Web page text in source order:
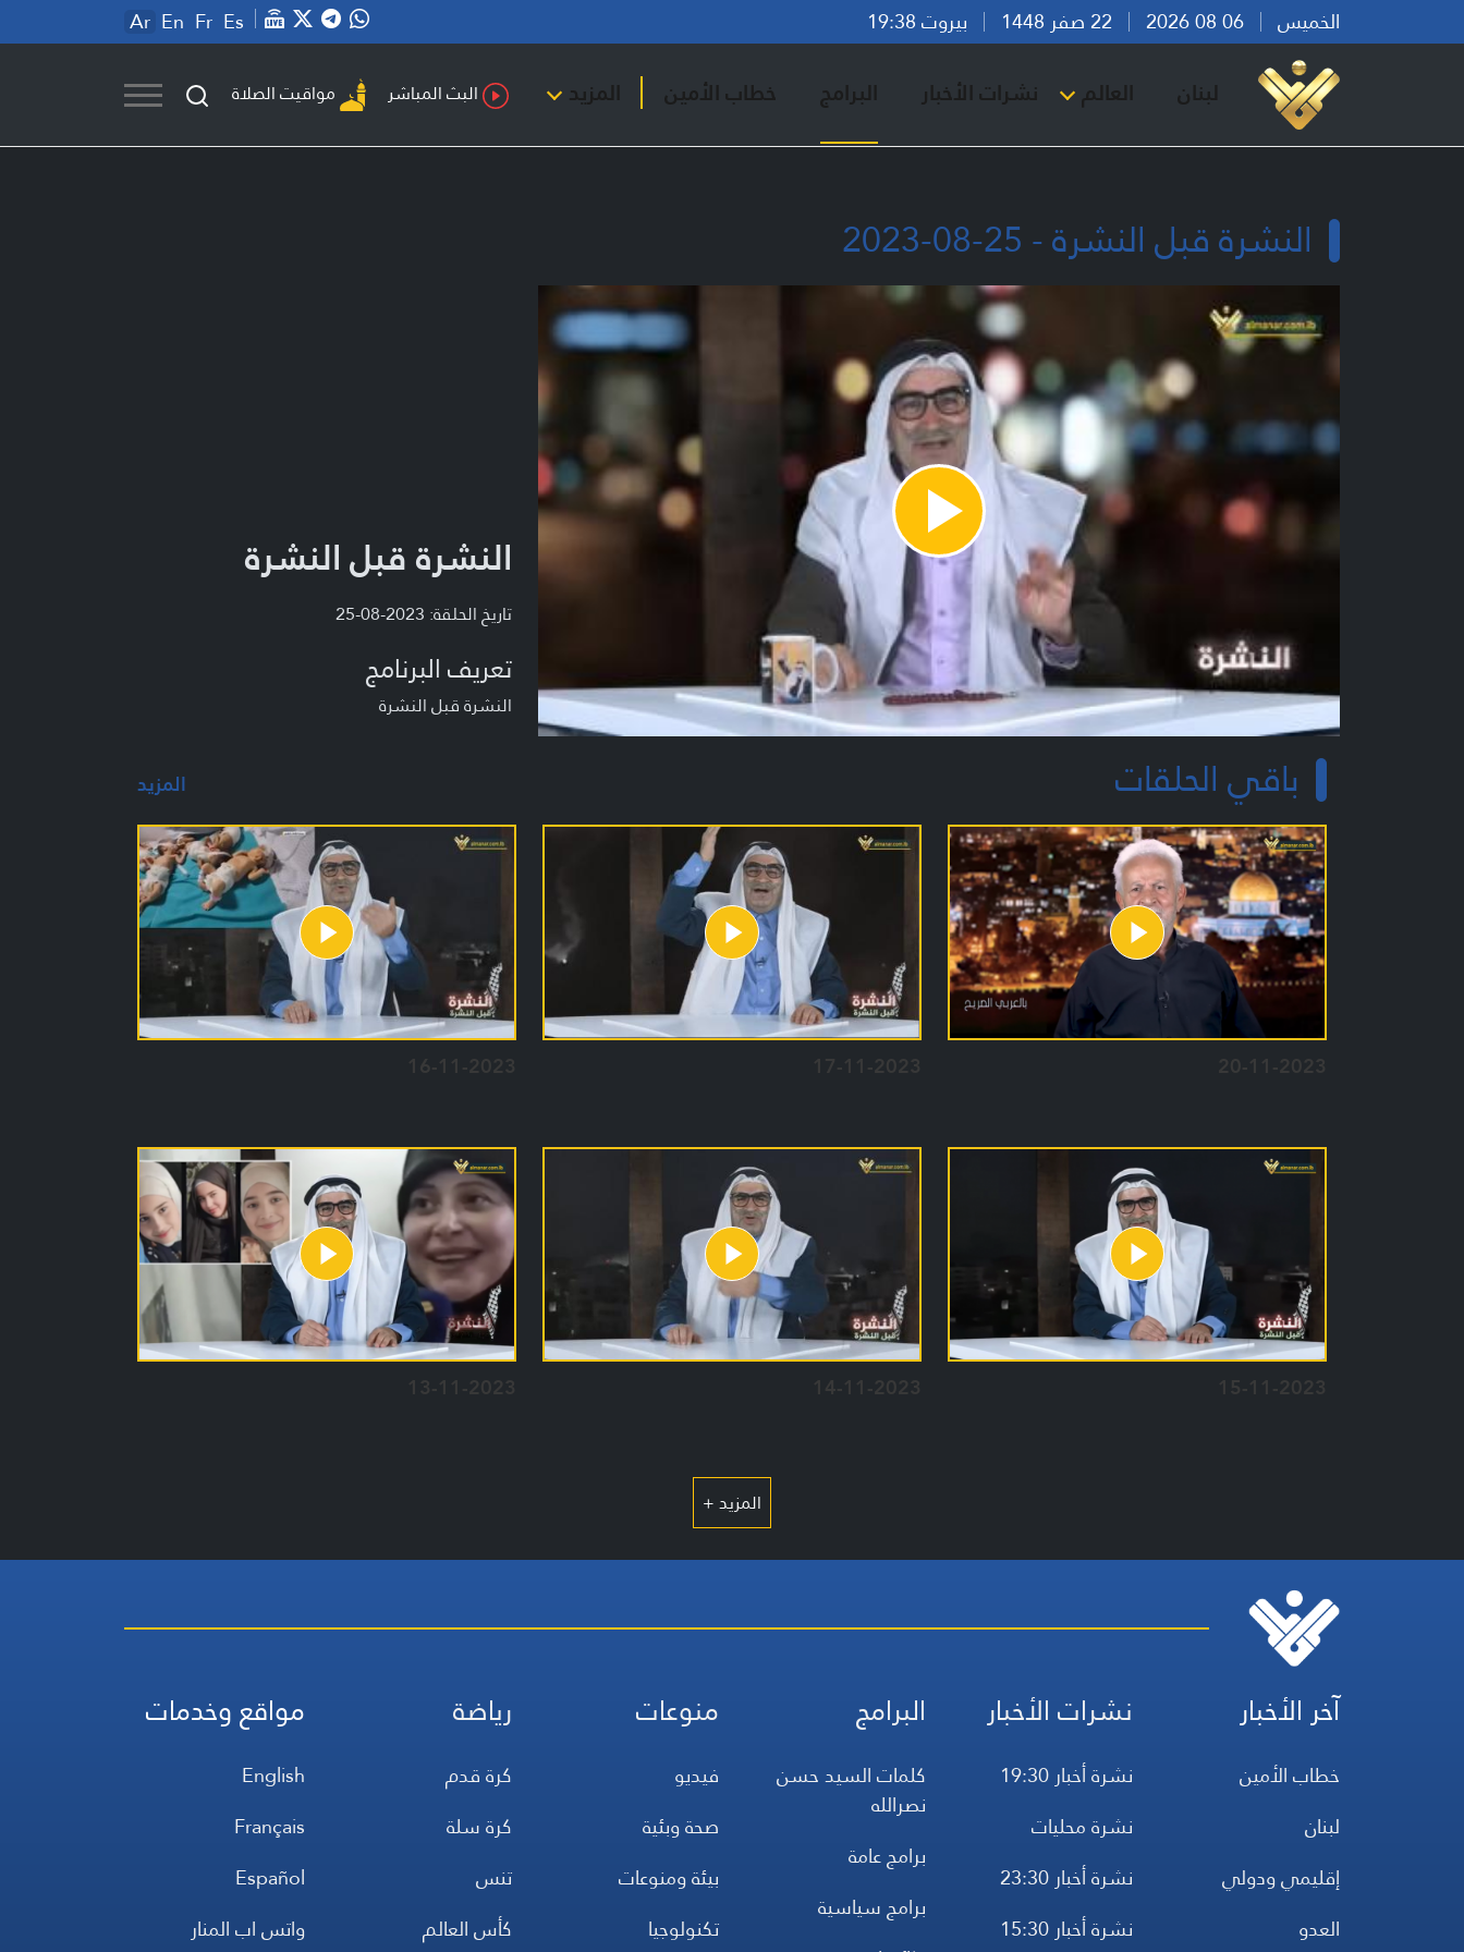
الخميس بيروت 19:38 Ar En Fr Es
لبنان العالم نشرات الأخبار البرامج خطاب الأمين المزيد البث المباشر مواقيت الصلاة
النشرة قبل النشرة - 25-08-2023
Play
Video
النشرة قبل النشرة
تاريخ الحلقة: 2023-08-25
تعريف البرنامج
النشرة قبل النشرة
باقي الحلقات المزيد
20-11-2023
17-11-2023
16-11-2023
15-11-2023
14-11-2023
13-11-2023
المزيد +
آخر الأخبار
خطاب الأمين
لبنان
إقليمي ودولي
العدو
نشرات الأخبار
نشرة أخبار 19:30
نشرة محليات
نشرة أخبار 23:30
نشرة أخبار 15:30
البرامج
كلمات السيد حسن
نصرالله
برامج عامة
برامج سياسية
منوعات
فيديو
صحة وبئية
بيئة ومنوعات
تكنولوجيا
رياضة
كرة قدم
كرة سلة
تنس
كأس العالم
مواقع وخدمات
English
Français
Español
واتس اب المنار